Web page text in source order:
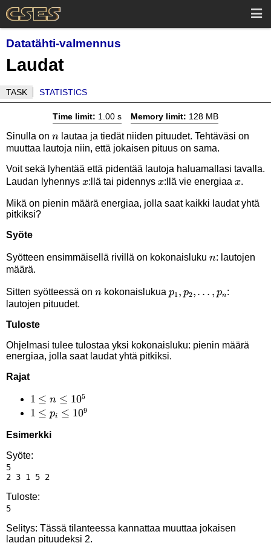
Datatähti-valmennus
Laudat
TASK STATISTICS
Time limit: 1.00 s Memory limit: 128 MB
Sinulla on n
nlautaa ja tiedät niiden pituudet. Tehtäväsi on
muuttaa lautoja niin, että jokaisen pituus on sama.
Voit sekä lyhentää että pidentää lautoja haluamallasi tavalla.
Laudan lyhennys x
x:llä tai pidennys x
x:llä vie energiaa x
x.
Mikä on pienin määrä energiaa, jolla saat kaikki laudat yhtä
pitkiksi?
Syöte
Syötteen ensimmäisellä rivillä on kokonaisluku n
n: lautojen
määrä.
Sitten syötteessä on n
nkokonaislukua p_1,p_2,\ldots,p_n
p1 , p2,… , pn:
lautojen pituudet.
Tuloste
Ohjelmasi tulee tulostaa yksi kokonaisluku: pienin määrä
energiaa, jolla saat laudat yhtä pitkiksi.
Rajat
1 \le
n
10^5
1 ≤ n ≤ 105
1 \le
\le
10^9
1 ≤ pi ≤ 109
Esimerkki
Syöte:
5
2 3 1 5 2
Tuloste:
5
Selitys: Tässä tilanteessa kannattaa muuttaa jokaisen
laudan pituudeksi 2.